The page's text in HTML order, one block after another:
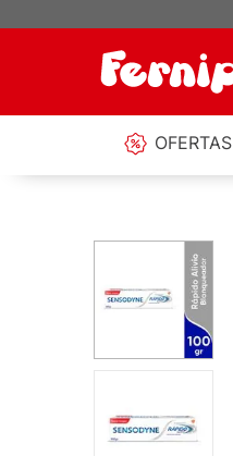
OFERTAS